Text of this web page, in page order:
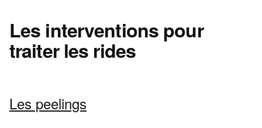
Les interventions pour
traiter les rides
Les peelings